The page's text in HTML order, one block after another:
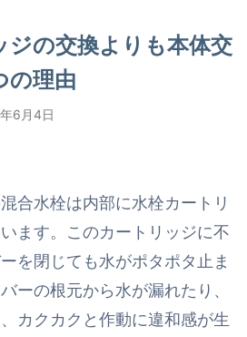
ジの交換よりも本体交
の理由
6月4日
合水栓は内部に水栓カートリ
ます。このカートリッジに不
を閉じても水がポタポタ止ま
ーの根元から水が漏れたり、
カクカクと作動に違和感が生